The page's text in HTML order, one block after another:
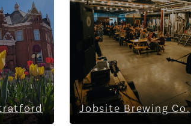
Jobsite Brewing Co.